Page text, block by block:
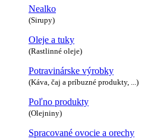
Nealko
(Sirupy)
Oleje a tuky
(Rastlinné oleje)
Potravinárske výrobky
(Káva, čaj a príbuzné produkty, ...)
Poľno produkty
(Olejniny)
Spracované ovocie a orechy